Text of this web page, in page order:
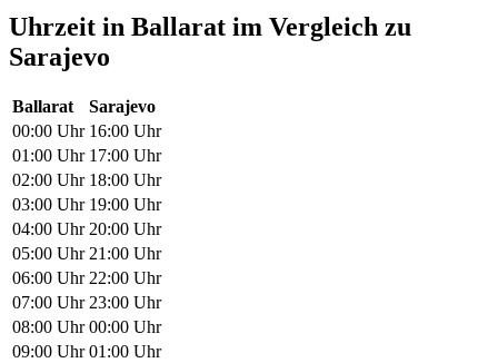
Uhrzeit in Ballarat im Vergleich zu
Sarajevo
Ballarat
Sarajevo
00:00 Uhr 16:00 Uhr
01:00 Uhr 17:00 Uhr
02:00 Uhr 18:00 Uhr
03:00 Uhr 19:00 Uhr
04:00 Uhr 20:00 Uhr
05:00 Uhr 21:00 Uhr
06:00 Uhr 22:00 Uhr
07:00 Uhr 23:00 Uhr
08:00 Uhr 00:00 Uhr
09:00 Uhr 01:00 Uhr